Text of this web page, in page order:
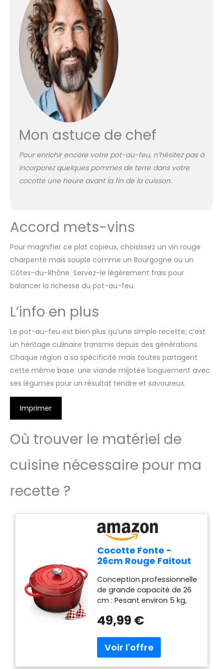
Mon astuce de chef
Pour enrichir encore votre pot-au-feu, n’hésitez pas à
incorporez quelques pommes de terre dans votre
cocotte une heure avant la fin de la cuisson.
Accord mets-vins
Pour magnifier ce plat copieux, choisissez un vin rouge
charpenté mais souple comme un Bourgogne ou un
Côtes-du-Rhône. Servez-le légèrement frais pour
balancer la richesse du pot-au-feu.
L’info en plus
Le pot-au-feu est bien plus qu’une simple recette; c’est
un héritage culinaire transmis depuis des générations.
Chaque région a sa spécificité mais toutes partagent
cette même base: une viande mijotée longuement avec
ses légumes pour un résultat tendre et savoureux.
Imprimer
Où trouver le matériel de
cuisine nécessaire pour ma
recette ?
Cocotte Fonte -
26cm Rouge Faitout
Hollandais avec
Couvercle, Topbooc
5L Dutch Oven
Émaillée Compatible
Induction, Gaz, Four,
Braiser Ragoûts Rôtir
Pain
Conception professionnelle
de grande capacité de 26
cm : Pesant environ 5 kg,
classique de 26 cm de
appropriée répond aux
besoins d'une famille de 3 à
49,99 €